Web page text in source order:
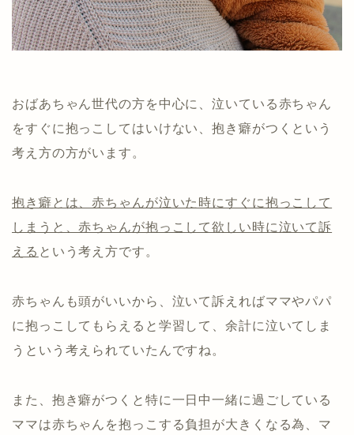
おばあちゃん世代の方を中心に、泣いている赤ちゃん
をすぐに抱っこしてはいけない、抱き癖がつくという
考え方の方がいます。
抱き癖とは、赤ちゃんが泣いた時にすぐに抱っこして
しまうと、赤ちゃんが抱っこして欲しい時に泣いて訴
える という考え方です。
赤ちゃんも頭がいいから、泣いて訴えればママやパパ
に抱っこしてもらえると学習して、余計に泣いてしま
うという考えられていたんですね。
また、抱き癖がつくと特に一日中一緒に過ごしている
ママは赤ちゃんを抱っこする負担が大きくなる為、マ